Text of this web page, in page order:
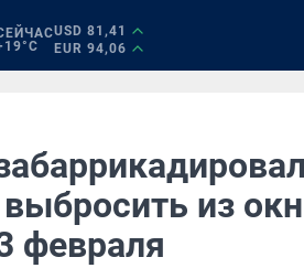
USD 81,41
EUR 94,06
из
февраля